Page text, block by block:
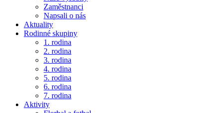
Zaměstnanci
Napsali o nás
Aktuality
Rodinné skupiny
1. rodina
2. rodina
3. rodina
4. rodina
5. rodina
6. rodina
7. rodina
Aktivity